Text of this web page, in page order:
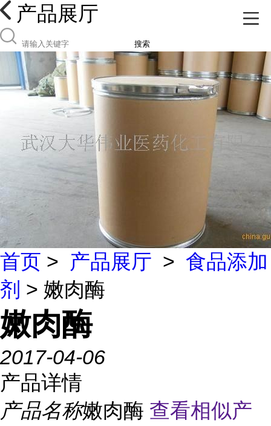
产品展厅
搜索
首页 > 产品展厅 > 食品添加
剂 > 嫩肉酶
嫩肉酶
2017-04-06
产品详情
产品名称嫩肉酶 查看相似产